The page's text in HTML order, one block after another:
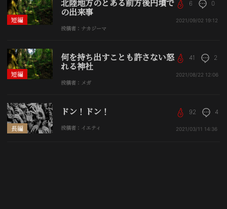
短編
北陸地方のとある前方後円墳で
の出来事
投稿者：ナカジーマ
6 0
2021/09/02 19:12
短編
何を持ち出すことも許さない怒
れる神社
投稿者：メガ
41 2
2021/08/22 12:06
長編
ドン！ドン！
投稿者：イエティ
92 4
2021/03/11 14:36